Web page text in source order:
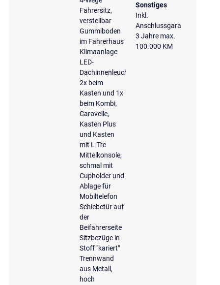
Fahrersitz,
verstellbar
Gummiboden
im Fahrerhaus
Klimaanlage
LED-
Dachinnenleuchten,
2x beim
Kasten und 1x
beim Kombi,
Caravelle,
Kasten Plus
und Kasten
mit L-Tre
Mittelkonsole,
schmal mit
Cupholder und
Ablage für
Mobiltelefon
Schiebetür auf
der
Beifahrerseite
Sitzbezüge in
Stoff "kariert"
Trennwand
aus Metall,
hoch
Sonstiges
Inkl.
Anschlussgarantie
3 Jahre max.
100.000 KM